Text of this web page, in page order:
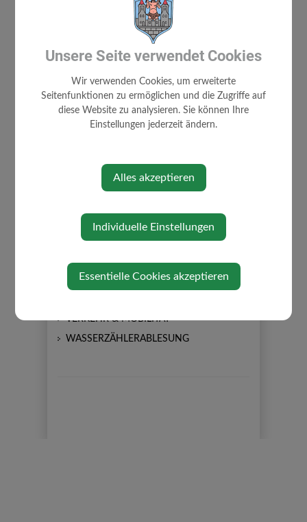
BÜRGERSERVICE
SPRECHZEITEN
UNWETTER - ZIVILSCHUTZ
ABGABEN/GEBÜHREN
FINANZ ONLINE
FORMULARE
LEBENSLAGEN
NATUR IM GARTEN
VERKEHR & MOBILITÄT
WASSERZÄHLERABLESUNG
Unsere Seite verwendet Cookies
Wir verwenden Cookies, um erweiterte
Seitenfunktionen zu ermöglichen und die Zugriffe auf
diese Website zu analysieren. Sie können Ihre
Einstellungen jederzeit ändern.
Alles akzeptieren
Individuelle Einstellungen
Essentielle Cookies akzeptieren